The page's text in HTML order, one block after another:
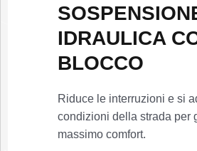
IDRAULICA
BLOCCO
Riduce le interruzioni e si
condizioni della strada per
massimo comfort.